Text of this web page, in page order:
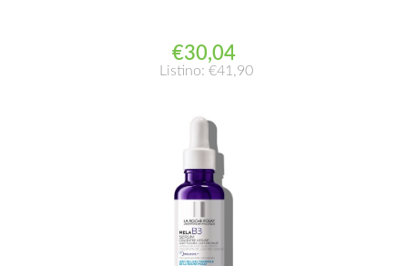
€30,04
Listino: €41,90